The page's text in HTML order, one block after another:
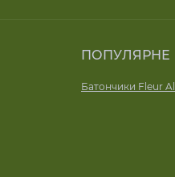
ПОПУЛЯРНЕ
Батончики Fleur